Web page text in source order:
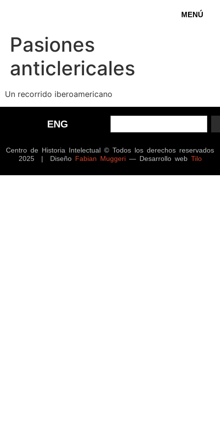
MENÚ
Pasiones
anticlericales
Un recorrido iberoamericano
ENG
Centro de Historia Intelectual © Todos los derechos reservados
2025 | Diseño Fabian Muggeri— Desarrollo web Tilo